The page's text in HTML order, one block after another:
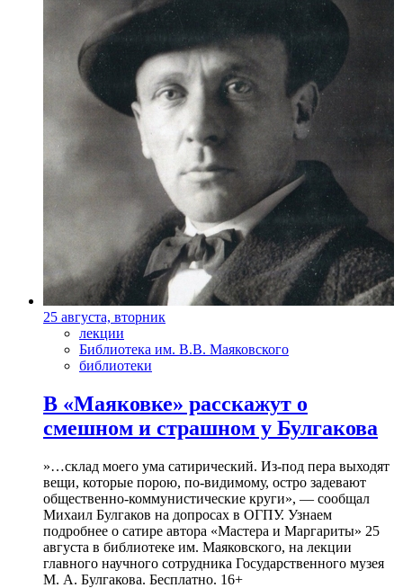
25 августа, вторник
лекции
Библиотека им. В.В. Маяковского
библиотеки
В «Маяковке» расскажут о
смешном и страшном у Булгакова
»…склад моего ума сатирический. Из-под пера выходят
вещи, которые порою, по-видимому, остро задевают
общественно-коммунистические круги», — сообщал
Михаил Булгаков на допросах в ОГПУ. Узнаем
подробнее о сатире автора «Мастера и Маргариты» 25
августа в библиотеке им. Маяковского, на лекции
главного научного сотрудника Государственного музея
М. А. Булгакова. Бесплатно. 16+